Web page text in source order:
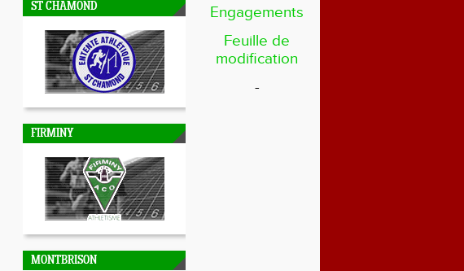
ST CHAMOND
FIRMINY
MONTBRISON
Engagements
Feuille de
modification
-